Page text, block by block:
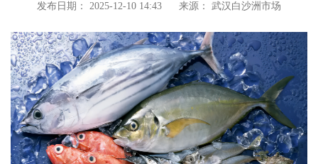
发布日期： 2025-12-10 14:43 来源： 武汉白沙洲市场